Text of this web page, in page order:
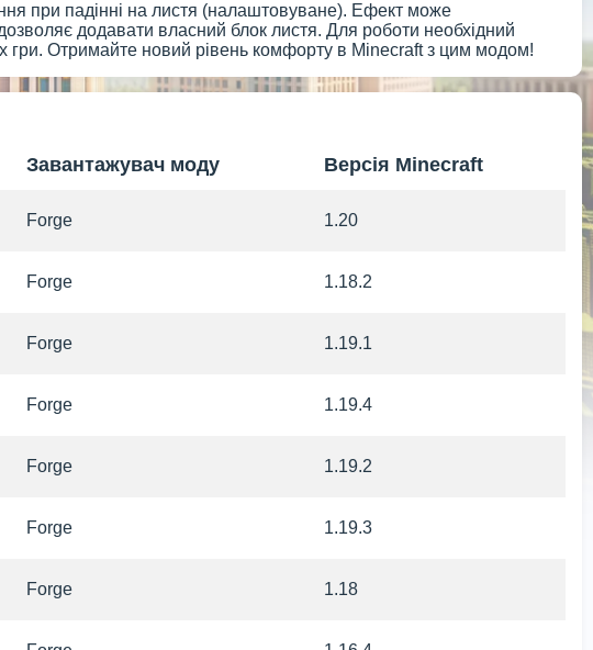
при падінні на листя (налаштовуване). Ефект може
додавати власний блок листя. Для роботи необхідний
гри. Отримайте новий рівень комфорту в Minecraft з цим модом!
Завантажувач моду Версія Minecraft
Forge 1.20
Forge 1.18.2
Forge 1.19.1
Forge 1.19.4
Forge 1.19.2
Forge 1.19.3
Forge 1.18